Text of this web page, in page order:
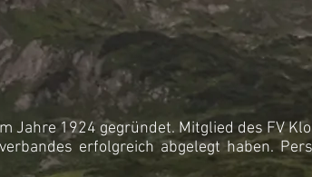
Jahre 1924 gegründet. Mitglied des FV
erfolgreich abgelegt haben.